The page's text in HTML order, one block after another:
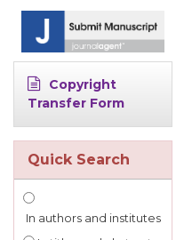
Copyright
Transfer Form
Quick Search
In authors and institutes